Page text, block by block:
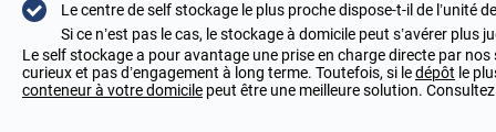
Le centre de self stockage le plus proche dispose-t-il de l’unité
Si ce n’est pas le cas, le stockage à domicile peut s’avérer plus
Le self stockage a pour avantage une prise en charge directe par
curieux et pas d’engagement à long terme. Toutefois, si ledépôt le
conteneur à votre domicile peut être une meilleure solution.